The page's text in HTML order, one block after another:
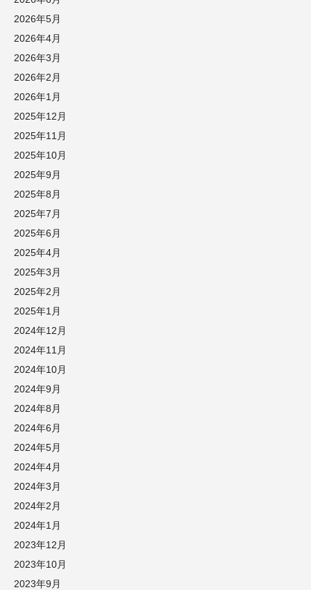
2026年5月
2026年4月
2026年3月
2026年2月
2026年1月
2025年12月
2025年11月
2025年10月
2025年9月
2025年8月
2025年7月
2025年6月
2025年4月
2025年3月
2025年2月
2025年1月
2024年12月
2024年11月
2024年10月
2024年9月
2024年8月
2024年6月
2024年5月
2024年4月
2024年3月
2024年2月
2024年1月
2023年12月
2023年10月
2023年9月